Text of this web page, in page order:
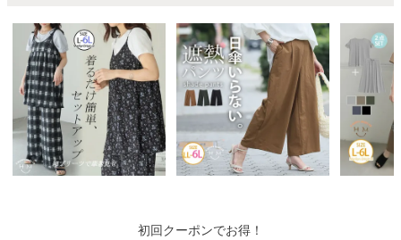
初回クーポンでお得！